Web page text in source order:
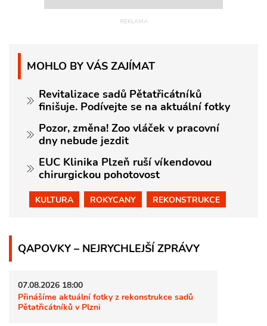
MOHLO BY VÁS ZAJÍMAT
Revitalizace sadů Pětatřicátníků
finišuje. Podívejte se na aktuální fotky
Pozor, změna! Zoo vláček v pracovní
dny nebude jezdit
EUC Klinika Plzeň ruší víkendovou
chirurgickou pohotovost
KULTURA ROKYCANY REKONSTRUKCE
QAPOVKY – NEJRYCHLEJŠÍ ZPRÁVY
07.08.2026 18:00
Přinášíme aktuální fotky z rekonstrukce sadů
Pětatřicátníků v Plzni